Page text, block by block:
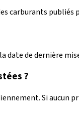
carburants publiés
date de dernière
?
Si aucun